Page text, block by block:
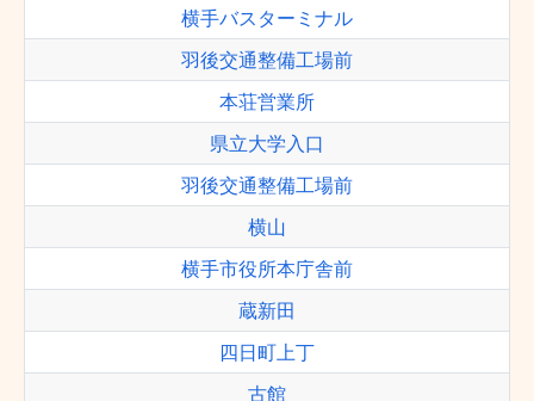
横手バスターミナル
羽後交通整備工場前
本荘営業所
県立大学入口
羽後交通整備工場前
横山
横手市役所本庁舎前
蔵新田
四日町上丁
古館